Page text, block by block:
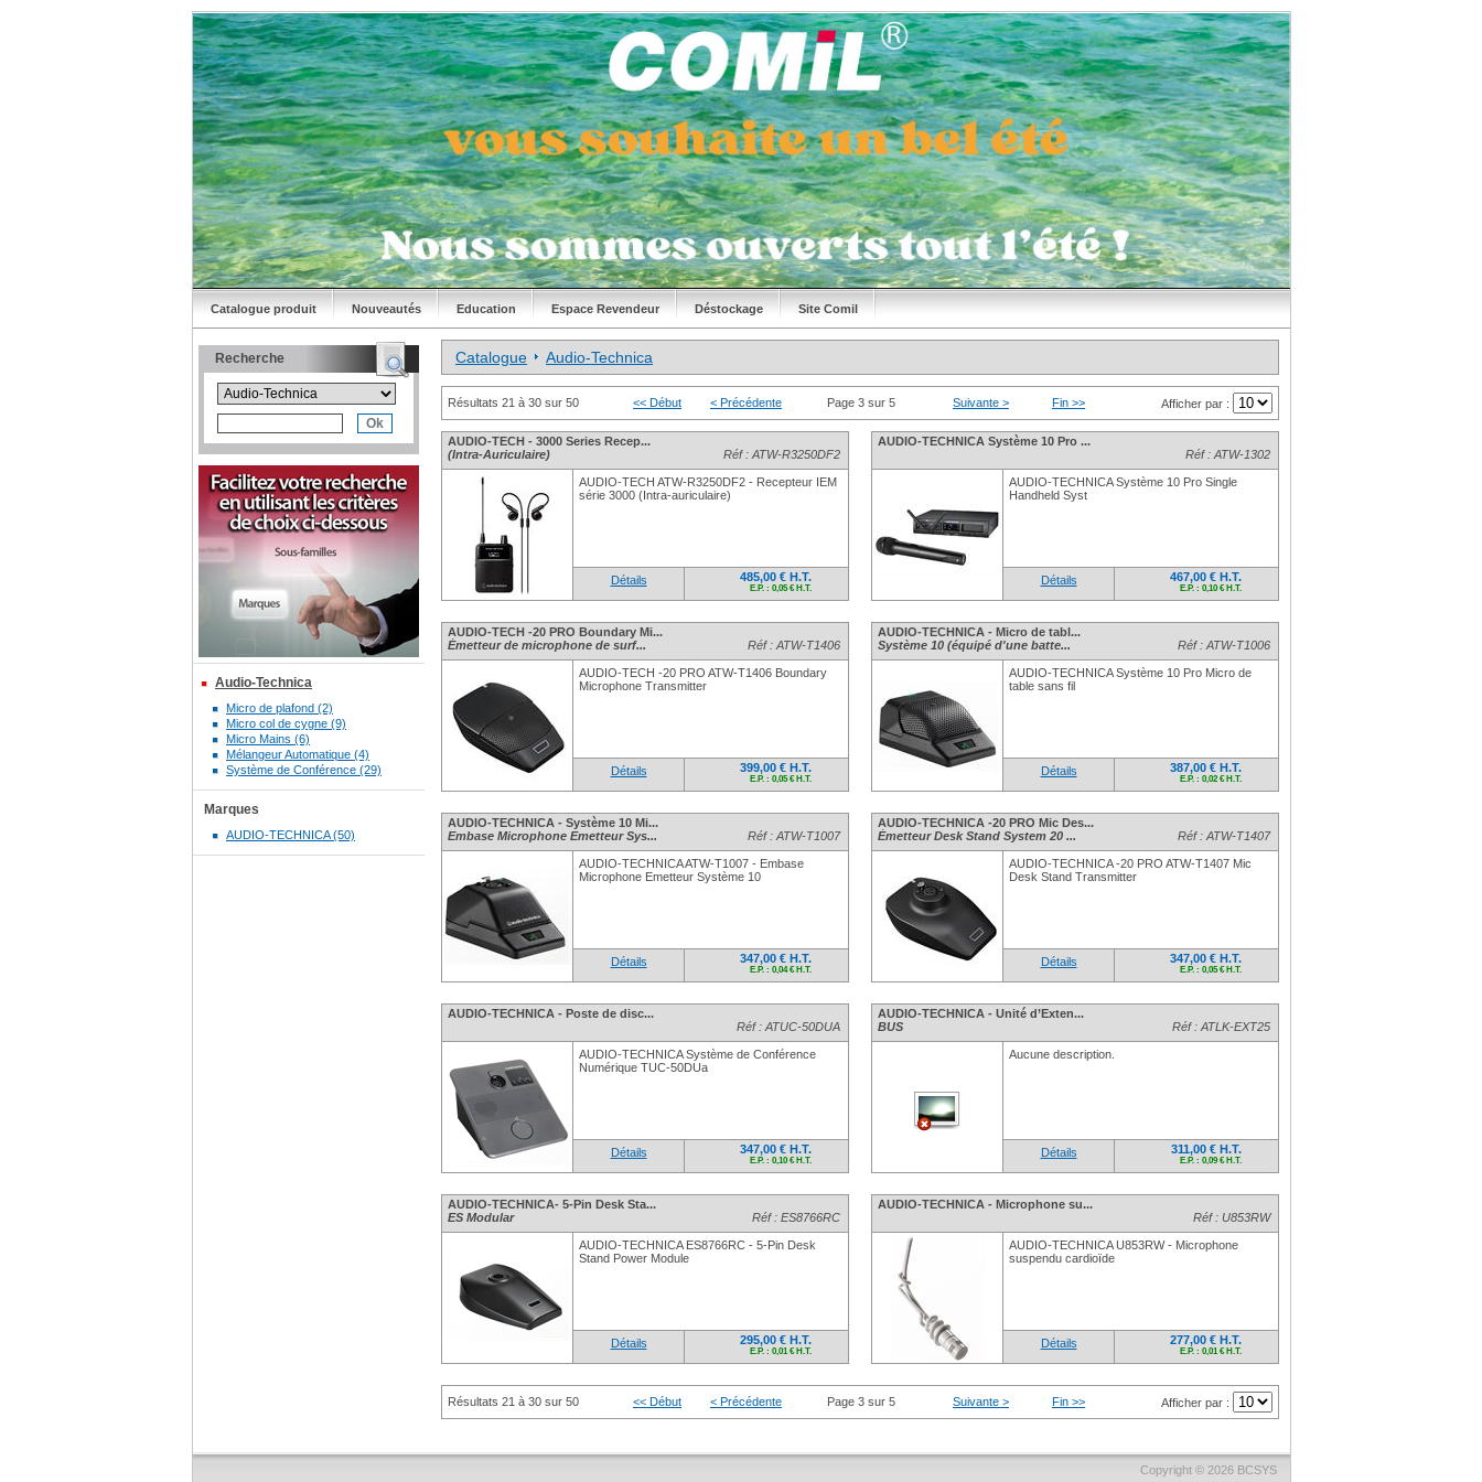
Catalogue produit Nouveautés Education Espace Revendeur Déstockage Site Comil
Recherche
Audio-Technica
Micro de plafond (2)
Micro col de cygne (9)
Micro Mains (6)
Mélangeur Automatique (4)
Système de Conférence (29)
Marques
AUDIO-TECHNICA (50)
Catalogue Audio-Technica
Résultats 21 à 30 sur 50 << Début < Précédente Page 3 sur 5 Suivante > Fin >> Afficher par :
AUDIO-TECH - 3000 Series Recep...
(Intra-Auriculaire)
Réf : ATW-R3250DF2
AUDIO-TECH ATW-R3250DF2 - Recepteur IEM
série 3000 (Intra-auriculaire)
Détails 485,00 € H.T.
E.P. : 0,05 € H.T.
AUDIO-TECHNICA Système 10 Pro ...
Réf : ATW-1302
AUDIO-TECHNICA Système 10 Pro Single
Handheld Syst
Détails 467,00 € H.T.
E.P. : 0,10 € H.T.
AUDIO-TECH -20 PRO Boundary Mi...
Émetteur de microphone de surf...
Réf : ATW-T1406
AUDIO-TECH -20 PRO ATW-T1406 Boundary
Microphone Transmitter
Détails 399,00 € H.T.
E.P. : 0,05 € H.T.
AUDIO-TECHNICA - Micro de tabl...
Système 10 (équipé d'une batte...
Réf : ATW-T1006
AUDIO-TECHNICA Système 10 Pro Micro de
table sans fil
Détails 387,00 € H.T.
E.P. : 0,02 € H.T.
AUDIO-TECHNICA - Système 10 Mi...
Embase Microphone Emetteur Sys...
Réf : ATW-T1007
AUDIO-TECHNICA ATW-T1007 - Embase
Microphone Emetteur Système 10
Détails 347,00 € H.T.
E.P. : 0,04 € H.T.
AUDIO-TECHNICA -20 PRO Mic Des...
Émetteur Desk Stand System 20 ...
Réf : ATW-T1407
AUDIO-TECHNICA -20 PRO ATW-T1407 Mic
Desk Stand Transmitter
Détails 347,00 € H.T.
E.P. : 0,05 € H.T.
AUDIO-TECHNICA - Poste de disc...
Réf : ATUC-50DUA
AUDIO-TECHNICA Système de Conférence
Numérique TUC-50DUa
Détails 347,00 € H.T.
E.P. : 0,10 € H.T.
AUDIO-TECHNICA - Unité d’Exten...
BUS
Réf : ATLK-EXT25
Aucune description.
Détails 311,00 € H.T.
E.P. : 0,09 € H.T.
AUDIO-TECHNICA- 5-Pin Desk Sta...
ES Modular
Réf : ES8766RC
AUDIO-TECHNICA ES8766RC - 5-Pin Desk
Stand Power Module
Détails 295,00 € H.T.
E.P. : 0,01 € H.T.
AUDIO-TECHNICA - Microphone su...
Réf : U853RW
AUDIO-TECHNICA U853RW - Microphone
suspendu cardioïde
Détails 277,00 € H.T.
E.P. : 0,01 € H.T.
Résultats 21 à 30 sur 50 << Début < Précédente Page 3 sur 5 Suivante > Fin >> Afficher par :
Copyright © 2026 BCSYS